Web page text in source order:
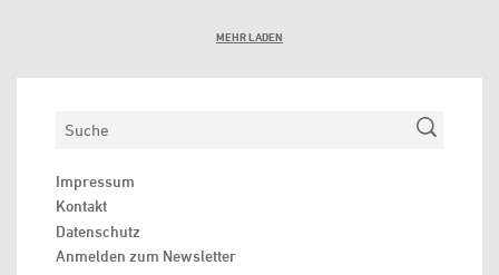
MEHR LADEN
Suchen
Impressum
Kontakt
Datenschutz
Anmelden zum Newsletter